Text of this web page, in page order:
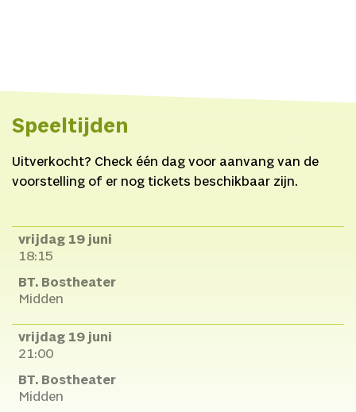
Shelly Razaac, Saliha
Speeltijden
Uitverkocht? Check één dag voor aanvang van de
voorstelling of er nog tickets beschikbaar zijn.
vrijdag 19 juni
18:15
BT. Bostheater
Midden
vrijdag 19 juni
21:00
BT. Bostheater
Midden